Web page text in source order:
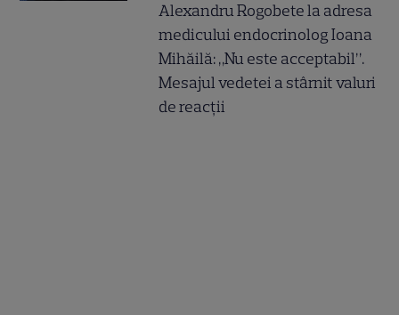
Alexandru Rogobete la adresa
medicului endocrinolog Ioana
Mihăilă: „Nu este acceptabil”.
Mesajul vedetei a stârnit valuri
de reacții